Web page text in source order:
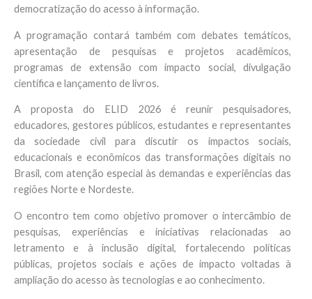
democratização do acesso à informação.
A programação contará também com debates temáticos,
apresentação de pesquisas e projetos acadêmicos,
programas de extensão com impacto social, divulgação
científica e lançamento de livros.
A proposta do ELID 2026 é reunir pesquisadores,
educadores, gestores públicos, estudantes e representantes
da sociedade civil para discutir os impactos sociais,
educacionais e econômicos das transformações digitais no
Brasil, com atenção especial às demandas e experiências das
regiões Norte e Nordeste.
O encontro tem como objetivo promover o intercâmbio de
pesquisas, experiências e iniciativas relacionadas ao
letramento e à inclusão digital, fortalecendo políticas
públicas, projetos sociais e ações de impacto voltadas à
ampliação do acesso às tecnologias e ao conhecimento.